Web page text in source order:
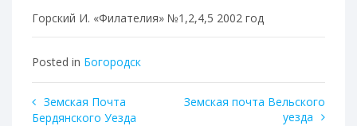
Горский И. «Филателия» №1,2,4,5 2002 год
Posted in Богородск
Post
Земская Почта
Бердянского Уезда
Земская почта Вельского
уезда